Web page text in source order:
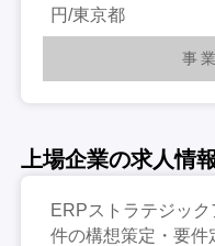
円/東京都
事
上場企業の求人情
ERPストラテジッ
件の構想策定・要件